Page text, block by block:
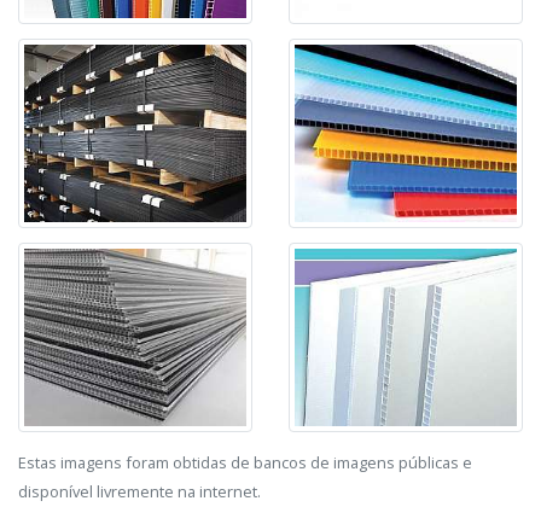
Estas imagens foram obtidas de bancos de imagens públicas e
disponível livremente na internet.